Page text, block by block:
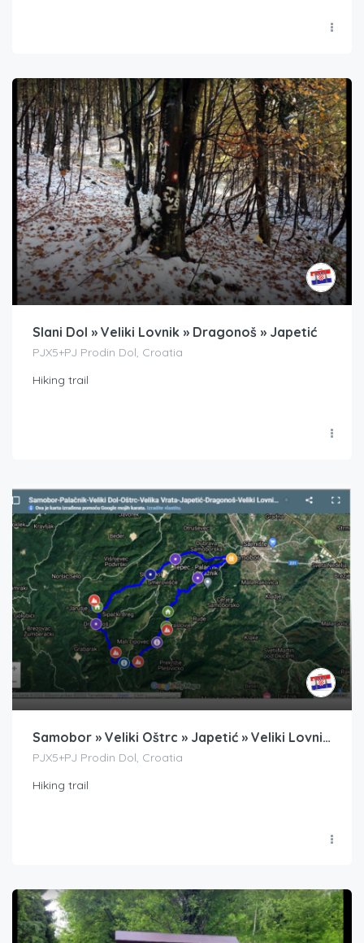
Slani Dol » Veliki Lovnik » Dragonoš » Japetić
PJX5+PJ Prodin Dol, Croatia
Hiking trail
Samobor » Veliki Oštrc » Japetić » Veliki Lovnik » Samobor
PJX5+PJ Prodin Dol, Croatia
Hiking trail